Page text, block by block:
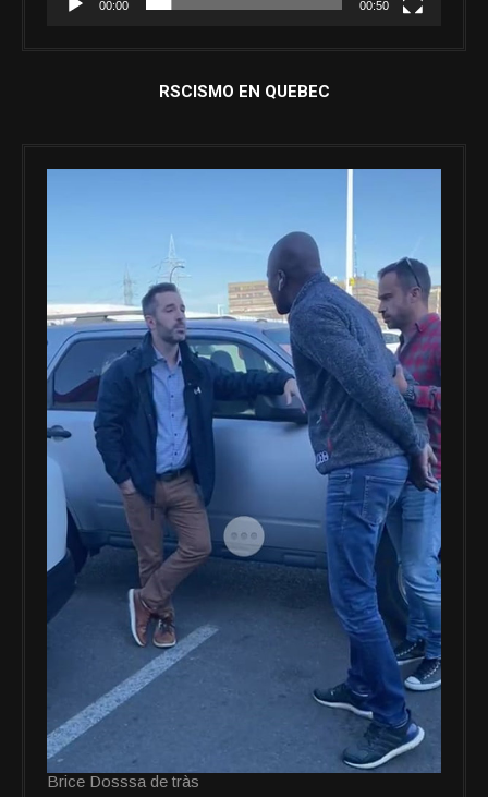
00:00 00:50
RSCISMO EN QUEBEC
Brice Dosssa de tràs